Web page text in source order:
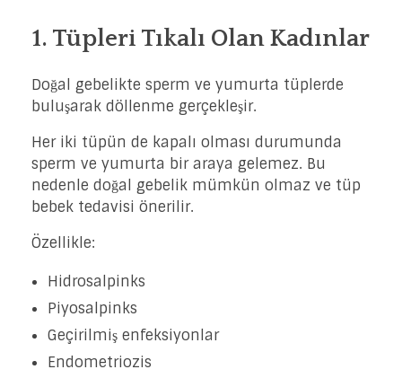
1. Tüpleri Tıkalı Olan Kadınlar
Doğal gebelikte sperm ve yumurta tüplerde
buluşarak döllenme gerçekleşir.
Her iki tüpün de kapalı olması durumunda
sperm ve yumurta bir araya gelemez. Bu
nedenle doğal gebelik mümkün olmaz ve tüp
bebek tedavisi önerilir.
Özellikle:
Hidrosalpinks
Piyosalpinks
Geçirilmiş enfeksiyonlar
Endometriozis